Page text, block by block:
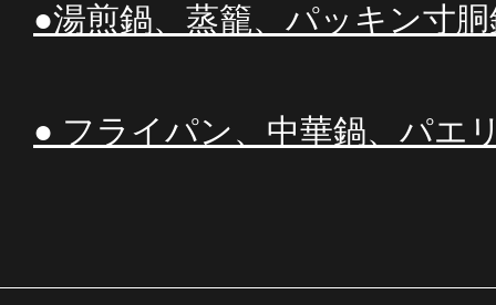
●湯煎鍋、蒸籠、パッキン寸
● フライパン、中華鍋、パエ